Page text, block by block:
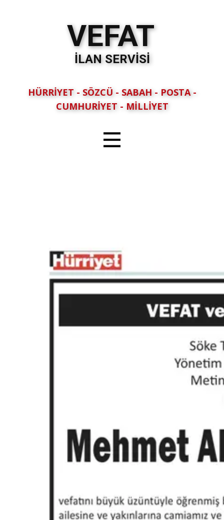
VEFAT
İLAN SERVİSİ
HÜRRİYET - SÖZCÜ - SABAH - POSTA -
CUMHURİYET - MİLLİYET